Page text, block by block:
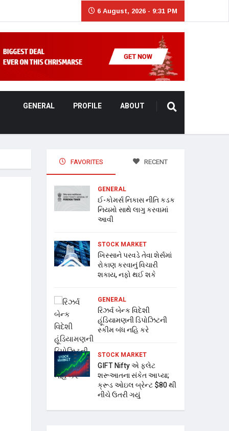
6 August, 2026 - 9:31 PM
GENERAL PROFILE ABOUT
FAVORITES RECENT
GENERAL
ઈ-કોમર્સ નિકાસ નીતિ કડક
નિયમો સાથે લાગુ કરવામાં
આવી
STOCK MARKET
ખિસ્સાને પરવડે તેવા શેર્સમાં
રોકાણ કરવાનું વિચારી
શકાય, નફો થઈ શકે
GENERAL
રિઝર્વ બેન્ક વિદેશી
હૂંડિયામણની ડિપોઝિટની
સ્કીમ બંધ નહિ કરે
STOCK MARKET
GIFT Nifty એ ફ્લેટ
શરૂઆતના સંકેત આપ્યા;
ક્રૂડ ઓઇલ બ્રેન્ટ $80 થી
નીચે ઉતરી ગયું